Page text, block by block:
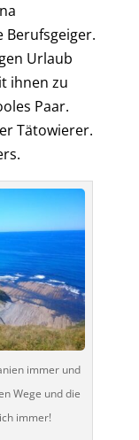
Berufsgeiger.
Urlaub
ihnen zu
Paar.
Tätowierer.
immer und
Wege und die
immer!